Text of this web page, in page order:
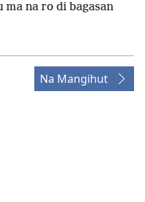
ma na ro di bagasan
Na Mangihut